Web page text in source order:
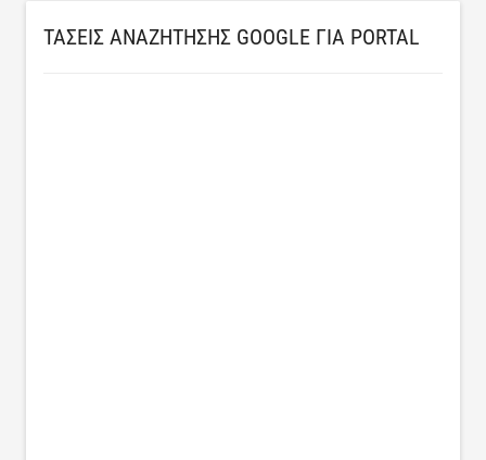
ΤΆΣΕΙΣ ΑΝΑΖΉΤΗΣΗΣ GOOGLE ΓΙΑ PORTAL